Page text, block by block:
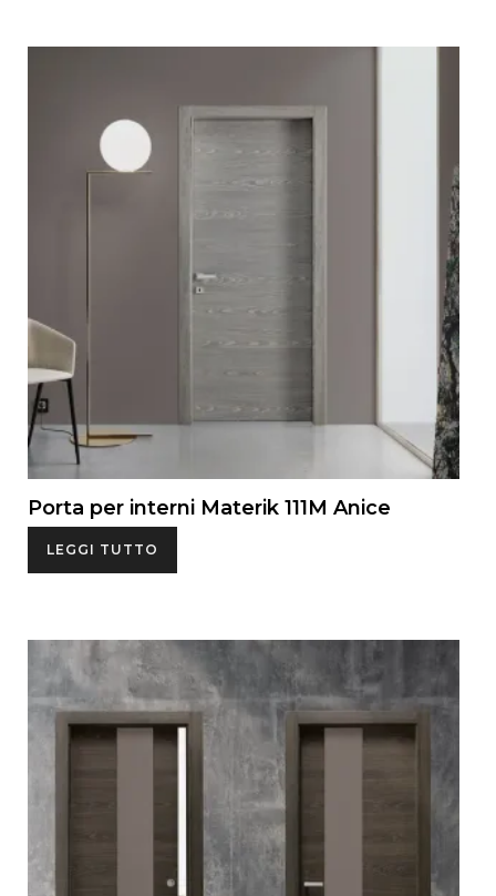
Porta per interni Materik 111M Anice
LEGGI TUTTO